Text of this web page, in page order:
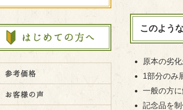
このよう
原本の劣
1部分のみ
一般の方
記念品を
参考価格
お客様の声